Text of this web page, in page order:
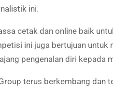
ini.
cetak dan online baik
ini juga bertujuan
pengenalan diri kepada
terus berkembang dan